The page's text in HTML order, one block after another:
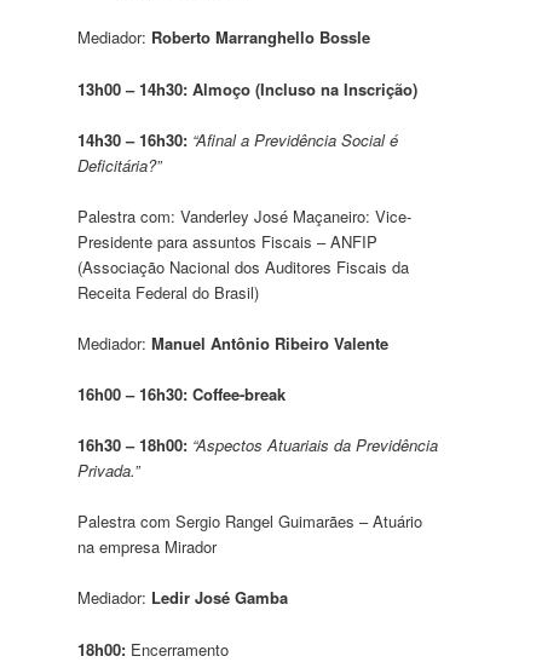
Mediador: Roberto Marranghello Bossle
13h00 – 14h30: Almoço (Incluso na Inscrição)
14h30 – 16h30: “Afinal a Previdência Social é
Deficitária?”
Palestra com: Vanderley José Maçaneiro: Vice-
Presidente para assuntos Fiscais – ANFIP
(Associação Nacional dos Auditores Fiscais da
Receita Federal do Brasil)
Mediador:Manuel Antônio Ribeiro Valente
16h00 – 16h30: Coffee-break
16h30 – 18h00: “Aspectos Atuariais da Previdência
Privada.”
Palestra com Sergio Rangel Guimarães – Atuário
na empresa Mirador
Mediador: Ledir José Gamba
18h00: Encerramento